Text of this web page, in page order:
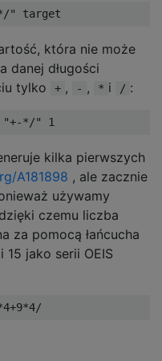
która nie może
danej długości
tylko
+ , - , * i / :
kilka pierwszych
A181898 , ale zacznie
używamy
czemu liczba
za pomocą łańcucha
15 jako serii OEIS